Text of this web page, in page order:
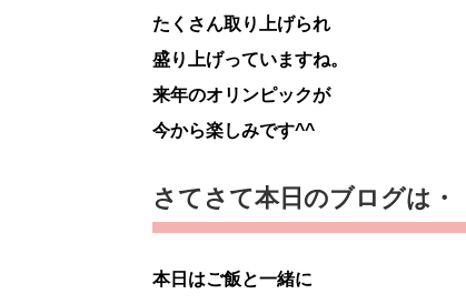
たくさん取り上げられ
盛り上げっていますね。
来年のオリンピックが
今から楽しみです^^
さてさて本日のブログは・
本日はご飯と一緒に